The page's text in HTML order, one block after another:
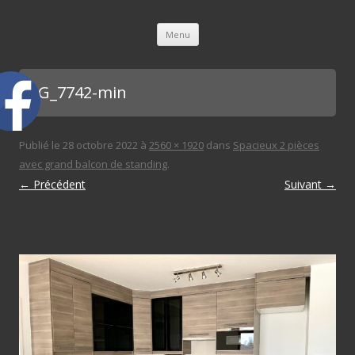
Menu Aller au contenu principal
IMG_7742-min
Publié le 28 octobre 2022 à 2560 × 1920 dans Spacieux 2 pièces
avec grand balcon de standing.
← Précédent Suivant →